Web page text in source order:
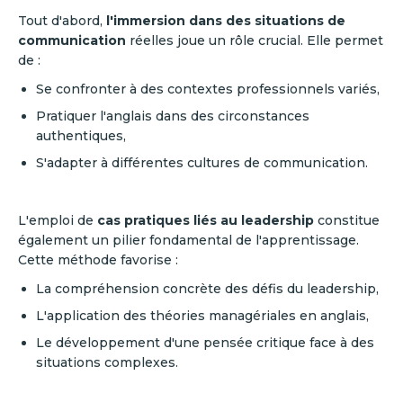
Tout d'abord, l'immersion dans des situations de
communication réelles joue un rôle crucial. Elle permet
de :
Se confronter à des contextes professionnels variés,
Pratiquer l'anglais dans des circonstances
authentiques,
S'adapter à différentes cultures de communication.
L'emploi de cas pratiques liés au leadership constitue
également un pilier fondamental de l'apprentissage.
Cette méthode favorise :
La compréhension concrète des défis du leadership,
L'application des théories managériales en anglais,
Le développement d'une pensée critique face à des
situations complexes.